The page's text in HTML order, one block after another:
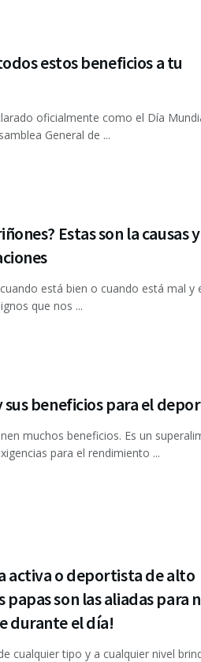
estos beneficios a tu
oficialmente como el Día
General de ...
Estas son la causas y
está bien o cuando está mal y
que nos ...
sus beneficios para el
muchos beneficios. Es un
para el rendimiento ...
activa o deportista de alto
papas son las aliadas para
durante el día!
cualquier tipo y a cualquier nivel